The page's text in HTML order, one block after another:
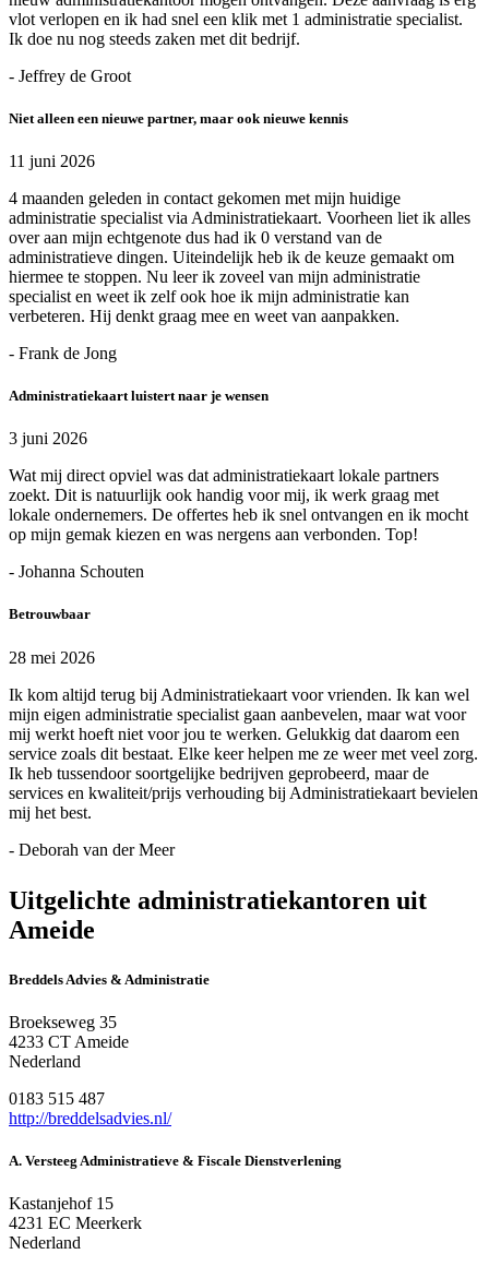
vlot verlopen en ik had snel een klik met 1 administratie specialist.
Ik doe nu nog steeds zaken met dit bedrijf.
- Jeffrey de Groot
Niet alleen een nieuwe partner, maar ook nieuwe kennis
11 juni 2026
4 maanden geleden in contact gekomen met mijn huidige
administratie specialist via Administratiekaart. Voorheen liet ik alles
over aan mijn echtgenote dus had ik 0 verstand van de
administratieve dingen. Uiteindelijk heb ik de keuze gemaakt om
hiermee te stoppen. Nu leer ik zoveel van mijn administratie
specialist en weet ik zelf ook hoe ik mijn administratie kan
verbeteren. Hij denkt graag mee en weet van aanpakken.
- Frank de Jong
Administratiekaart luistert naar je wensen
3 juni 2026
Wat mij direct opviel was dat administratiekaart lokale partners
zoekt. Dit is natuurlijk ook handig voor mij, ik werk graag met
lokale ondernemers. De offertes heb ik snel ontvangen en ik mocht
op mijn gemak kiezen en was nergens aan verbonden. Top!
- Johanna Schouten
Betrouwbaar
28 mei 2026
Ik kom altijd terug bij Administratiekaart voor vrienden. Ik kan wel
mijn eigen administratie specialist gaan aanbevelen, maar wat voor
mij werkt hoeft niet voor jou te werken. Gelukkig dat daarom een
service zoals dit bestaat. Elke keer helpen me ze weer met veel zorg.
Ik heb tussendoor soortgelijke bedrijven geprobeerd, maar de
services en kwaliteit/prijs verhouding bij Administratiekaart bevielen
mij het best.
- Deborah van der Meer
Uitgelichte administratiekantoren uit
Ameide
Breddels Advies & Administratie
Broekseweg 35
4233 CT Ameide
Nederland
0183 515 487
http://breddelsadvies.nl/
A. Versteeg Administratieve & Fiscale Dienstverlening
Kastanjehof 15
4231 EC Meerkerk
Nederland